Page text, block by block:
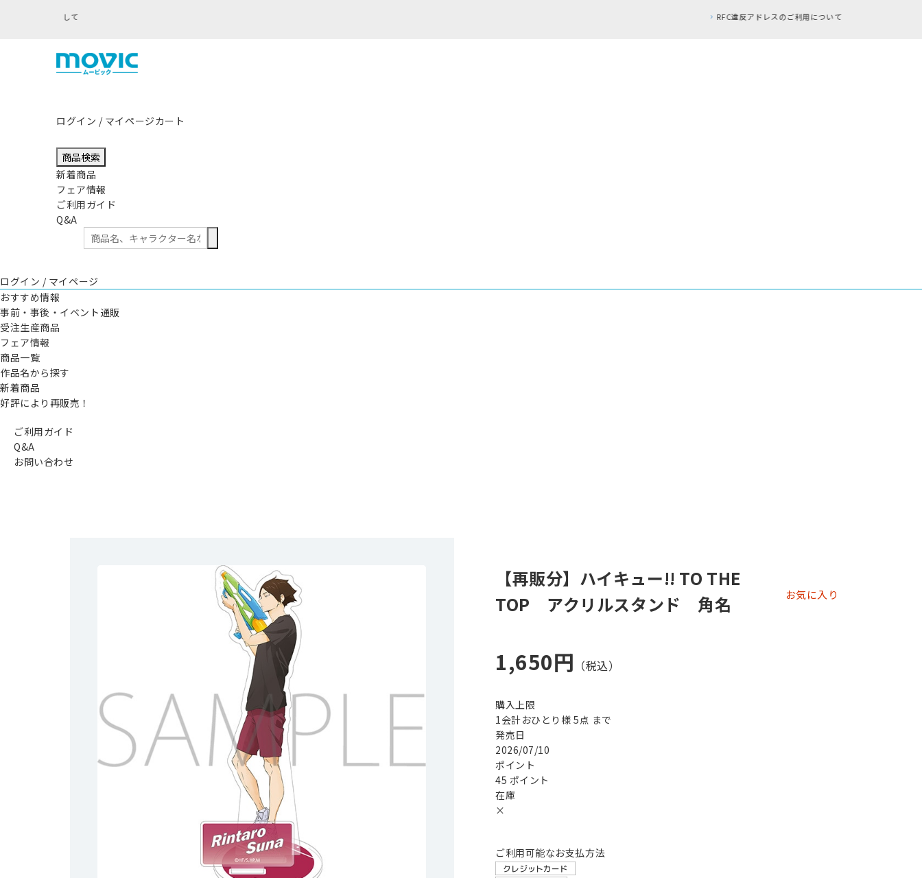
ログイン / マイページカート
商品検索
新着商品
フェア情報
ご利用ガイド
Q&A
ログイン / マイページ
おすすめ情報
事前・事後・イベント通販
受注生産商品
フェア情報
商品一覧
作品名から探す
新着商品
好評により再販売！
ご利用ガイド
Q&A
お問い合わせ
【再販分】ハイキュー!! TO THE
TOP アクリルスタンド 角名
お気に入り
1,650円
購入上限
1会計おひとり様 5点 まで
発売日
2026/07/10
ポイント
45 ポイント
在庫
×
ご利用可能なお支払方法